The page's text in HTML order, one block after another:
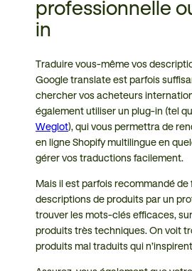
professionnelle
in
Traduire vous-même vos
Google translate est parfois
chercher vos acheteurs
également utiliser un plug-in (tel
Weglot), qui vous permettra de
en ligne Shopify multilingue en
gérer vos traductions facilement.
Mais il est parfois recommandé
descriptions de produits par un
trouver les mots-clés efficaces,
produits très techniques. On voit
produits mal traduits qui